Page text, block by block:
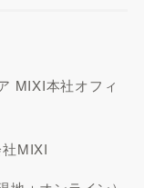
MIXI本社オフィ
MIXI